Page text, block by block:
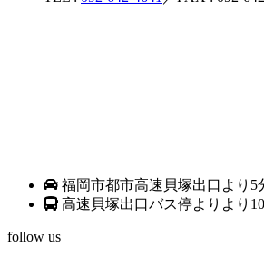
福岡市都市高速貝塚出口より5
高速貝塚出口バス停よりより
follow us